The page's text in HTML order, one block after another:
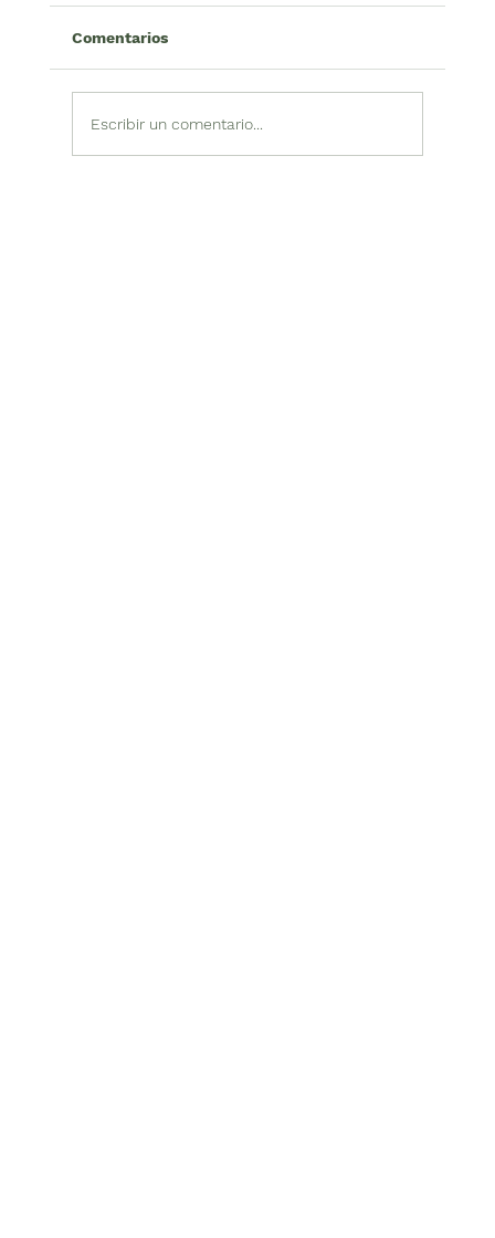
Comentarios
Escribir un comentario...